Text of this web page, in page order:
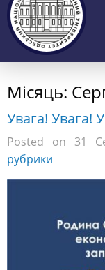
Місяць:
Увага! Увага!
Posted on 31
рубрики